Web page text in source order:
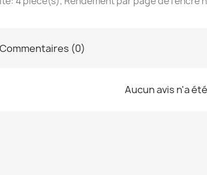
(0)
Aucun avis n'a